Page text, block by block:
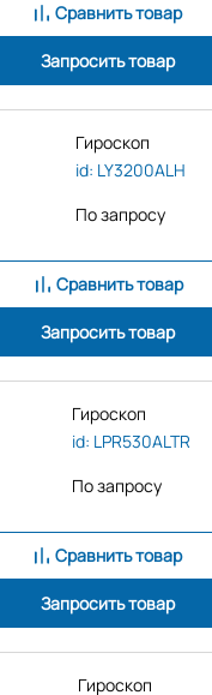
Сравнить товар
Запросить товар
Гироскоп
id: LY3200ALH
По запросу
Сравнить товар
Запросить товар
Гироскоп
id: LPR530ALTR
По запросу
Сравнить товар
Запросить товар
Гироскоп